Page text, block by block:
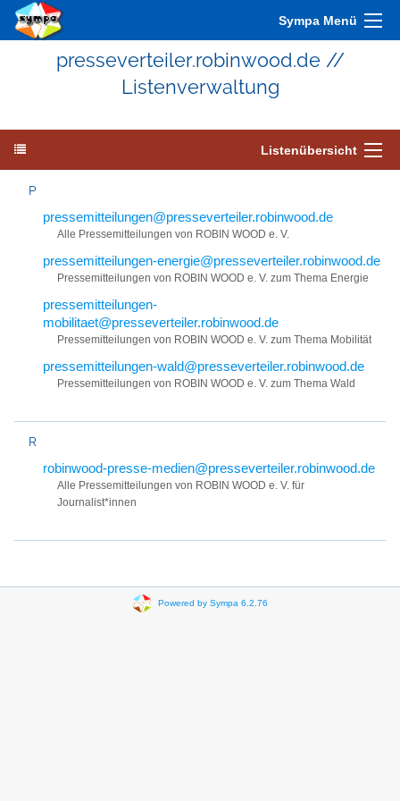
Sympa Menü
presseverteiler.robinwood.de //
Listenverwaltung
Listenübersicht
P
pressemitteilungen@presseverteiler.robinwood.de
Alle Pressemitteilungen von ROBIN WOOD e. V.
pressemitteilungen-energie@presseverteiler.robinwood.de
Pressemitteilungen von ROBIN WOOD e. V. zum Thema Energie
pressemitteilungen-
mobilitaet@presseverteiler.robinwood.de
Pressemitteilungen von ROBIN WOOD e. V. zum Thema Mobilität
pressemitteilungen-wald@presseverteiler.robinwood.de
Pressemitteilungen von ROBIN WOOD e. V. zum Thema Wald
R
robinwood-presse-medien@presseverteiler.robinwood.de
Alle Pressemitteilungen von ROBIN WOOD e. V. für
Journalist*innen
Powered by Sympa 6.2.76